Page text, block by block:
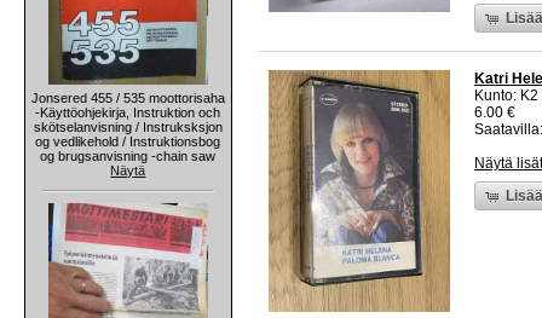
Jonsered 455 / 535 moottorisaha
-Käyttöohjekirja, Instruktion och
skötselanvisning / Instruksksjon
og vedlikehold / Instruktionsbog
og brugsanvisning -chain saw
Näytä
Katri
Kunto:
6.00 €
Näytä